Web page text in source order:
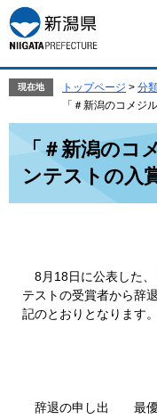
ー
ジ
の
で
ニ
ュ
ー
ば
現在地 トップページ > 分
「＃新潟のコメジ
「＃新潟のコ
ンテストの入
8月18日に公表した、
テストの受賞者から辞
記のとおりとなります。
辞退の申し出 最優